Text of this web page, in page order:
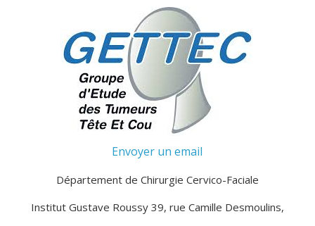
Envoyer un email
Département de Chirurgie Cervico-Faciale
Institut Gustave Roussy 39, rue Camille Desmoulins,